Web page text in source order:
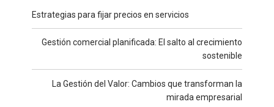
Estrategias para fijar precios en servicios
Gestión comercial planificada: El salto al crecimiento
sostenible
La Gestión del Valor: Cambios que transforman la
mirada empresarial